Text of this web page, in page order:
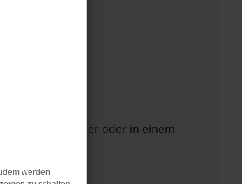
anderen Browser oder in einem
werden